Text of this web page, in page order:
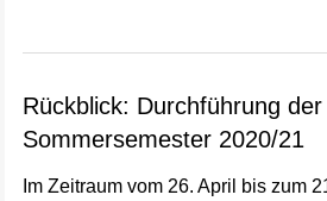
Rückblick: Durchführung
Sommersemester 2020/21
Im Zeitraum vom 26. April bis zum